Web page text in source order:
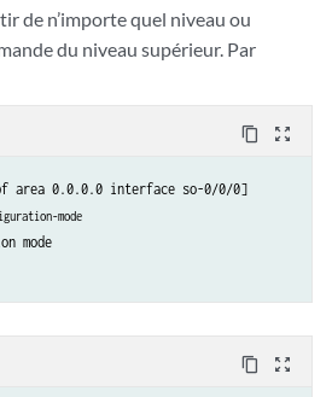
de n’importe quel niveau ou
du niveau supérieur. Par
content_copy zoom_out_map
area 0.0.0.0 interface so-0/0/0]
mode
mode
content_copy zoom_out_map